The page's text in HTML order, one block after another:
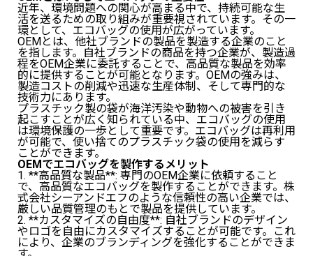
近年、環境問題への関心が高まる中で、持続可能な生
活を送るための取り組みが重要視されています。その一
環として、エコバッグの使用が広がっています。
OEMとは、他社ブランドの製品を製造する企業のこと
を指します。自社ブランドの商品を持つ企業が、製造過
程をOEM企業に委託することで、高品質な製品を効率
的に提供することが可能となります。OEMの強みは、
製造コストの削減や迅速な生産体制、そして専門的な
技術力にあります。
プラスチック製の袋が海洋汚染や動物への被害を引き
起こすことが広く知られている中、エコバッグの使用
は環境保護の一歩として重要です。エコバッグは再利用
が可能で、使い捨てのプラスチック袋の使用を減らす
ことができます。
OEMでエコバッグを製作するメリット
1. **高品質な製品**: 専門のOEM企業に依頼すること
で、高品質なエコバッグを製作することができます。株
式会社シーアンドエフのような信頼性の高い企業では、
厳しい品質管理のもとで製品を提供しています。
2. **カスタマイズの自由度**: 自社ブランドのデザイン
やロゴを自由にカスタマイズすることが可能です。これ
により、企業のブランディングを強化することができま